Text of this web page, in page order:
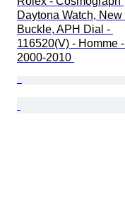
Daytona Watch, New
Buckle, APH Dial -
116520(V) - Homme -
2000-2010